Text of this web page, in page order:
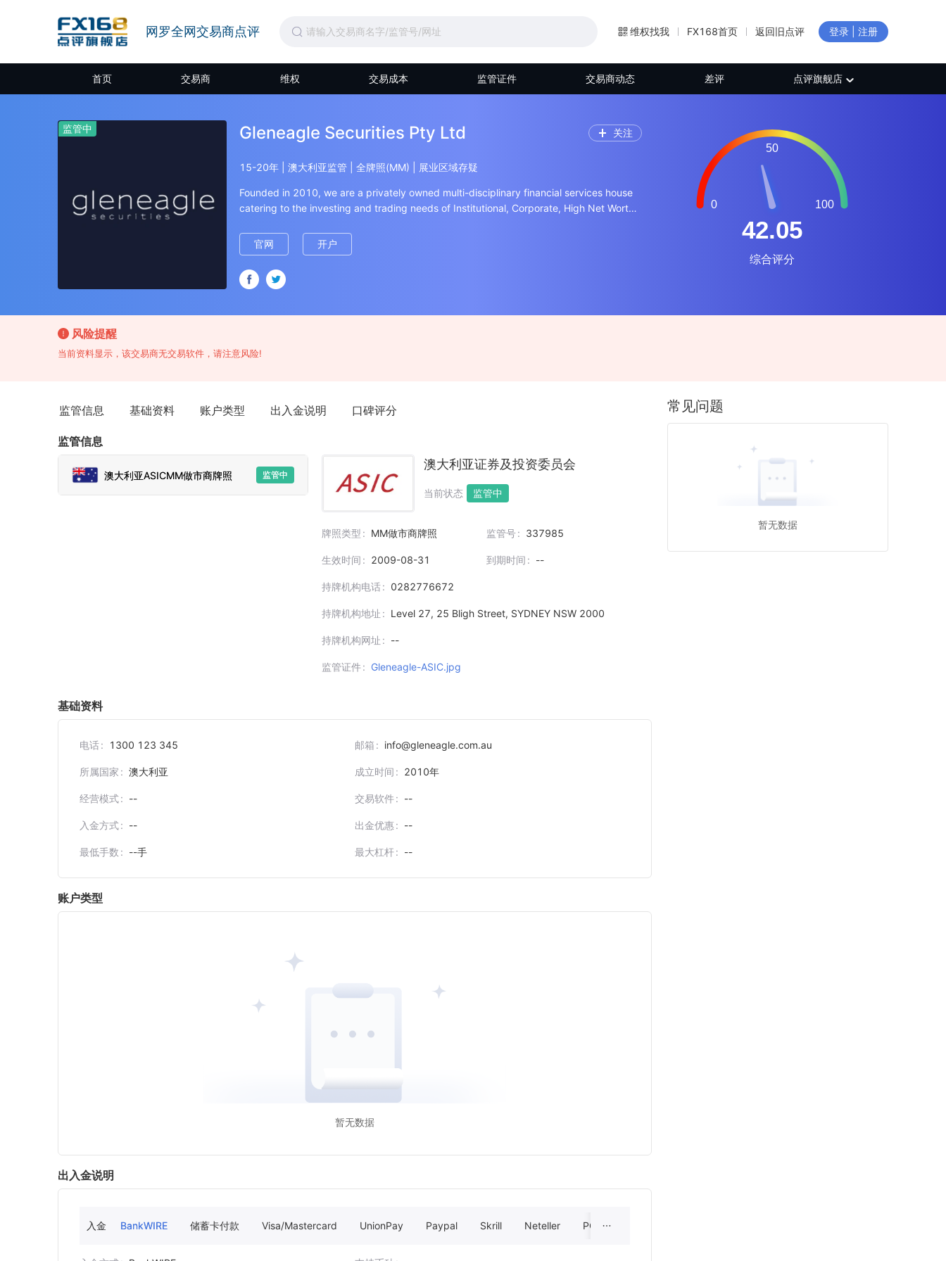
网罗全网交易商点评 维权找我 FX168首页 返回旧点评 登录 | 注册
首页 交易商 维权 交易成本 监管证件 交易商动态 差评 点评旗舰店
监管中 Gleneagle Securities Pty Ltd 关注
15-20年 | 澳大利亚监管 | 全牌照(MM) | 展业区域存疑
Founded in 2010, we are a privately owned multi-disciplinary financial services house
catering to the investing and trading needs of Institutional, Corporate, High Net Worth
官网
开户
风险提醒
当前资料显示，该交易商无交易软件，请注意风险!
监管信息 基础资料 账户类型 出入金说明 口碑评分
监管信息
澳大利亚ASICMM做市商牌照 监管中
澳大利亚证券及投资委员会
当前状态 监管中
牌照类型 MM做市商牌照 监管号 337985
生效时间 2009-08-31 到期时间 --
持牌机构电话 0282776672
持牌机构地址 Level 27, 25 Bligh Street, SYDNEY NSW 2000
持牌机构网址 --
监管证件 Gleneagle-ASIC.jpg
基础资料
电话 1300 123 345 邮箱 info@gleneagle.com.au
所属国家 澳大利亚 成立时间 2010年
经营模式 -- 交易软件 --
入金方式 -- 出金优惠 --
最低手数 --手 最大杠杆 --
账户类型
暂无数据
出入金说明
入金 BankWIRE 储蓄卡付款 Visa/Mastercard UnionPay Paypal Skrill Neteller POLI
常见问题
暂无数据